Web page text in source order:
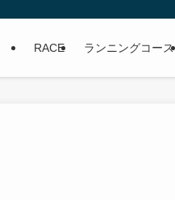
RACE ランニングコース